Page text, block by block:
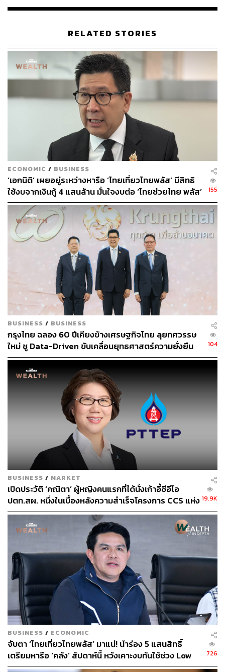
บริษัทที่มีความมั่นคงและเติบโตในอนาคต ด้วยเงินลงทุนเริ่ม
ต้นที่น้อยที่สุดของการซื้อขายหุ้นกู้ในประเทศ และสามารถ
ซื้อขายได้สะดวกสบายผ่านแอปพลิเคชันเป๋าตัง ซึ่งเป็นการนำ
เทคโนโลยีมาใช้เพื่อเพิ่มประสิทธิภาพและพัฒนาตลาดทุน
ไทย โดยการระดมทุนครั้งนี้ บริษัทจะนำไปใช้เพื่อชำระคืน
เงินกู้หรือหนี้จากการออกตราสารหนี้ รวมทั้งใช้เป็นเงิน
ทุนหมุนเวียนสำหรับการดำเนินงานในธุรกิจเพื่อสร้างการ
เติบโตในอนาคต” มนตรีกล่าว
ผยง ศรีวณิช กรรมการผู้จัดการใหญ่ ธนาคารกรุงไทย กล่าว
ว่า ธนาคารได้ร่วมมือกับ ปตท.สผ. ยกระดับแอปฯ เป๋าตัง
รองรับการซื้อหุ้นกู้ดิจิทัลของ ปตท.สผ. ซึ่งเป็นการจองซื้อหุ้น
กู้ภาคเอกชนในตลาดแรก และสามารถซื้อขายเปลี่ยนเป็น
เงินสดได้ในตลาดรอง บนช่องทางออนไลน์เต็มรูปแบบ ผ่านว
อลเล็ตเป็นครั้งแรกในเอเชีย
หุ้นกู้ดิจิทัล ปตท.สผ. ได้รับการจัดอันดับความน่าเชื่อถือสูง
ที่สุดในระดับ AAA และมีความต้องการในตลาดหุ้นกู้สูง แต่ที่
ผ่านมาการซื้อขายหุ้นกู้เพื่อเปลี่ยนเป็นเงินสดอาจทำได้
ลำบาก ไม่รู้ว่าจะซื้อขายกันที่ไหน ธนาคารกรุงไทยจึงให้
บริการเป็นตัวกลางสำหรับตลาดรอง เพื่อให้นักลงทุนมีช่อง
ทางการซื้อขายได้อย่างสะดวก รวดเร็ว ตลอด 24 ชั่วโมง ได้
รับหุ้นกู้และได้รับเงินทันที โดยไม่มีค่าธรรมเนียม อีกทั้งยัง
เป็นการส่งเสริมให้มีเงินลงทุนหมุนเวียน สร้างสภาพคล่องให้
กับตลาดตราสารหนี้ของไทยอีกด้วย
“ความร่วมมือในครั้งนี้ นับเป็นการปฏิวัติการลงทุนครั้งสำคัญ
ที่คนไทยทุกภาคส่วน ทุกระดับชั้นรายได้ สามารถเข้าถึงการ
ลงทุนในหุ้นกู้ที่มีคุณภาพและมีความน่าเชื่อถือในระดับ AAA
ด้วยเงินลงทุนขั้นต่ำเพียง 1,000 บาท สามารถซื้อขายเปลี่ยน
เป็นเงินสดได้ตลอดเวลา ผ่านแอปฯ เป๋าตัง ที่เป็น Thailand
Open Digital Platform ที่คนไทยมีความคุ้นเคยอยู่แล้ว ทั้ง
จากโครงการภาครัฐ เช่น คนละครึ่ง เราเที่ยวด้วยกัน บริการ
Health Wallet และการลงทุน ผ่านวอลเล็ต สบม. ซึ่งปัจจุบันมี
ผู้ใช้งานแอปพลิเคชันเป๋าตังมากกว่า 33 ล้านคน” ผยงกล่าว
ทางด้าน ดร.ภากร ปีตธวัชชัย กรรมการและผู้จัดการ
ตลาดหลักทรัพย์แห่งประเทศไทย กล่าวว่า รู้สึกยินดีที่ได้ร่วม
เป็นสักขีพยานในความสำเร็จในการขายหุ้นกู้ดิจิทัล ปตท.สผ.
ผ่านแอปพลิเคชันเป๋าตัง ซึ่งถือเป็นก้าวแรกที่สำคัญของ
นวัตกรรมการให้บริการทางการเงินขั้นพื้นฐานให้แก่
ประชาชนไทยอย่างเท่าเทียมและทั่วถึง อันเป็นการต่อยอด
และยกระดับตลาดทุนไทยสู่ตลาดทุนดิจิทัล และเสริมสร้างขีด
ความสามารถในการแข่งขันให้กับประเทศอย่างยั่งยืนอีกด้วย
ช่องทางติดตาม
THE STANDARD WEALTH
Twitter:
twitter.com/standard_wealth
Instagram:instagram.com/thestandardwealth
Official Lineคลิกhttps://lin.ee/xfPbXUP
RELATED STORIES
ECONOMIC / BUSINESS
‘เอกนิติ’ เผยอยู่ระหว่างหารือ ‘ไทยเที่ยวไทยพลัส’ มีสิทธิ
ใช้งบจากเงินกู้ 4 แสนล้าน มั่นใจงบต่อ ‘ไทยช่วยไทย พลัส’
เฟส 2 มีเพียงพอ
155
BUSINESS / BUSINESS
กรุงไทย ฉลอง 60 ปีเคียงข้างเศรษฐกิจไทย ลุยทศวรรษ
ใหม่ ชู Data-Driven ขับเคลื่อนยุทธศาสตร์ความยั่งยืน
104
BUSINESS / MARKET
เปิดประวัติ ‘คณิตา’ ผู้หญิงคนแรกที่ได้นั่งเก้าอี้ซีอีโอ
ปตท.สผ. หนึ่งในเบื้องหลังความสำเร็จโครงการ CCS แห่ง
แรกของประเทศไทย
19.9K
BUSINESS / ECONOMIC
จับตา ‘ไทยเที่ยวไทยพลัส’ มาแน่! นำร่อง 5 แสนสิทธิ์
เตรียมหารือ ‘คลัง’ สัปดาห์นี้ หวังเคาะงบทันใช้ช่วง Low
Season
726